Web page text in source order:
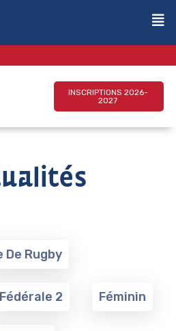
INSCRIPTIONS 2026-
2027
De Rugby
Fédérale 2 Féminin